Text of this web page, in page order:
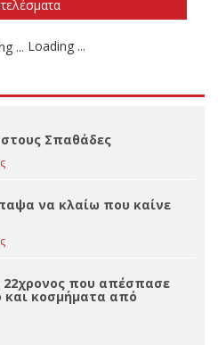
ξέρω/δεν απαντώ
Σπαθάδες
να κλαίω που καίνε